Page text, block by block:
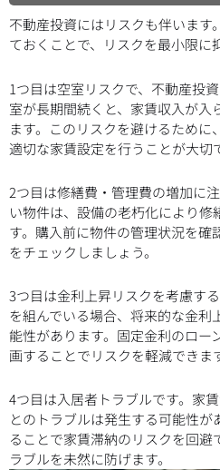
不動産投資にはリスクも伴います
ておくことで、リスクを最小限に
1つ目は空室リスクで、不動産投
室が長期間続くと、家賃収入が入
ます。このリスクを避けるために
適切な家賃設定を行うことが大切
2つ目は修繕費・管理費の増加に
い物件は、設備の老朽化により修
す。購入前に物件の管理状況を確
をチェックしましょう。
3つ目は金利上昇リスクを考慮す
を組んでいる場合、将来的な金利
能性があります。固定金利のロー
画することでリスクを軽減できま
4つ目は入居者トラブルです。家
とのトラブルは発生する可能性
ることで家賃滞納のリスクを回避
ラブルを未然に防げます。